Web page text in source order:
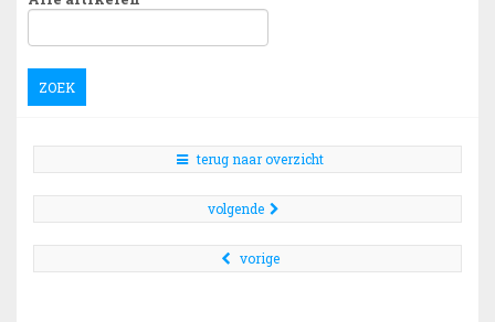
ZOEK
terug naar overzicht
volgende
vorige